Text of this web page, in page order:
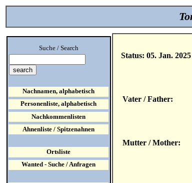
Status: 05. Jan. 2025
Vater / Father:
Mutter / Mother:
Suche / Search
Nachnamen, alphabetisch
Personenliste, alphabetisch
Nachkommenlisten
Ahnenliste / Spitzenahnen
Ortsliste
Wanted - Suche / Anfragen